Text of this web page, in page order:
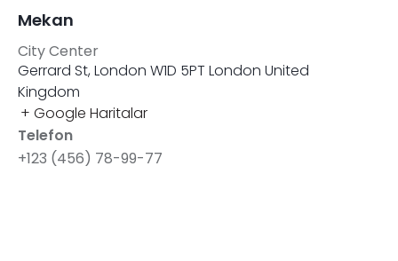
Mekan
City Center
Gerrard St, London W1D 5PT London United
Kingdom
+ Google Haritalar
Telefon
+123 (456) 78-99-77